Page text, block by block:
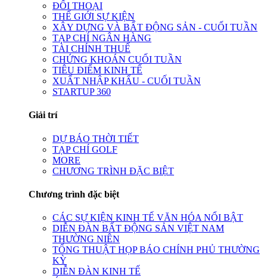
ĐỐI THOẠI
THẾ GIỚI SỰ KIỆN
XÂY DỰNG VÀ BẤT ĐỘNG SẢN - CUỐI TUẦN
TẠP CHÍ NGÂN HÀNG
TÀI CHÍNH THUẾ
CHỨNG KHOÁN CUỐI TUẦN
TIÊU ĐIỂM KINH TẾ
XUẤT NHẬP KHẨU - CUỐI TUẦN
STARTUP 360
Giải trí
DỰ BÁO THỜI TIẾT
TẠP CHÍ GOLF
MORE
CHƯƠNG TRÌNH ĐẶC BIỆT
Chương trình đặc biệt
CÁC SỰ KIỆN KINH TẾ VĂN HÓA NỔI BẬT
DIỄN ĐÀN BẤT ĐỘNG SẢN VIỆT NAM
THƯỜNG NIÊN
TỔNG THUẬT HỌP BÁO CHÍNH PHỦ THƯỜNG
KỲ
DIỄN ĐÀN KINH TẾ